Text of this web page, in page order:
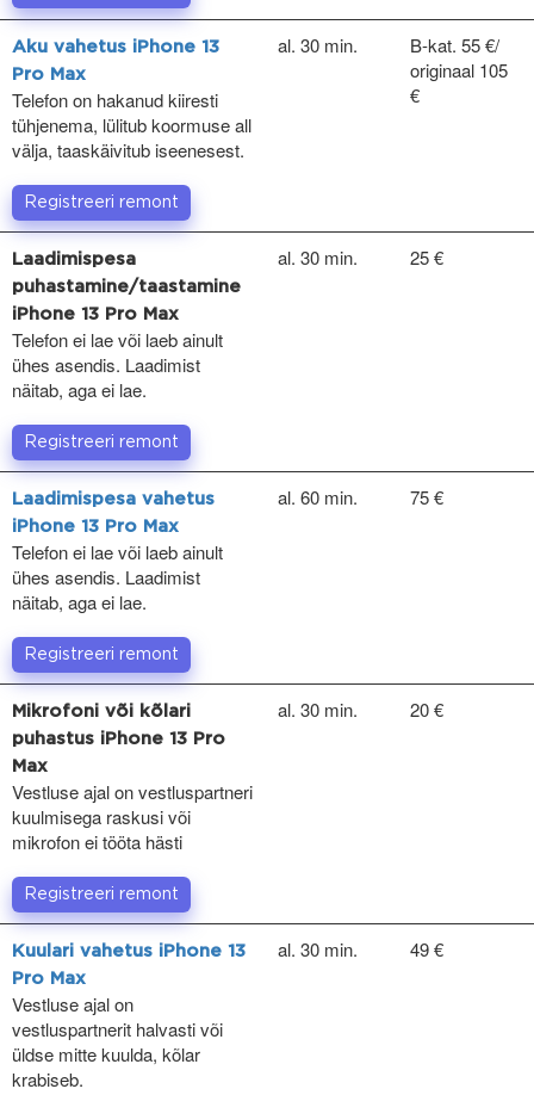
Aku vahetus iPhone 13
Pro Max
Telefon on hakanud kiiresti
tühjenema, lülitub koormuse all
välja, taaskäivitub iseenesest.
al. 30 min.
B-kat. 55 €/
originaal 105
€
Registreeri remont
Laadimispesa
puhastamine/taastamine
iPhone 13 Pro Max
Telefon ei lae või laeb ainult
ühes asendis. Laadimist
näitab, aga ei lae.
al. 30 min. 25 €
Registreeri remont
Laadimispesa vahetus
iPhone 13 Pro Max
Telefon ei lae või laeb ainult
ühes asendis. Laadimist
näitab, aga ei lae.
al. 60 min. 75 €
Registreeri remont
Mikrofoni või kõlari
puhastus iPhone 13 Pro
Max
Vestluse ajal on vestluspartneri
kuulmisega raskusi või
mikrofon ei tööta hästi
al. 30 min. 20 €
Registreeri remont
Kuulari vahetus iPhone 13
Pro Max
Vestluse ajal on
vestluspartnerit halvasti või
üldse mitte kuulda, kõlar
krabiseb.
al. 30 min. 49 €